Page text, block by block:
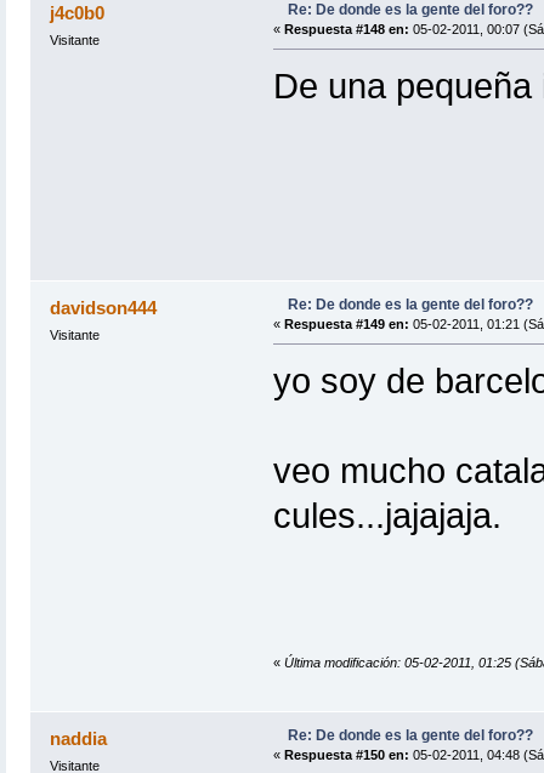
j4c0b0
Visitante
Re: De donde es la gente del foro??
« Respuesta #148 en: 05-02-2011, 00:07
De una
davidson444
Visitante
Re: De donde es la gente del foro??
« Respuesta #149 en: 05-02-2011, 01:21
yo soy de
veo mucho
cules...jajajaja.
« Última modificación: 05-02-2011, 01:25
naddia
Visitante
Re: De donde es la gente del foro??
« Respuesta #150 en: 05-02-2011, 04:48